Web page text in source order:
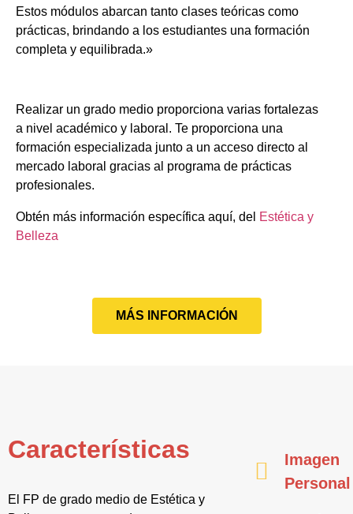
Estos módulos abarcan tanto clases teóricas como
prácticas, brindando a los estudiantes una formación
completa y equilibrada.»
Realizar un grado medio proporciona varias fortalezas
a nivel académico y laboral. Te proporciona una
formación especializada junto a un acceso directo al
mercado laboral gracias al programa de prácticas
profesionales.
Obtén más información específica aquí, del Estética y
Belleza
MÁS INFORMACIÓN
Características
El FP de grado medio de Estética y
Imagen
Personal